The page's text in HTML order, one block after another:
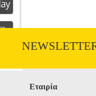
Εταιρία